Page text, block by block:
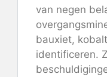
van negen
bauxiet,
identificeren.